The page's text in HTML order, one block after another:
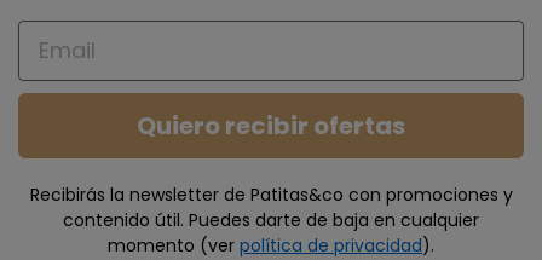
Email
Quiero recibir ofertas
Recibirás la newsletter de Patitas&co con promociones y
contenido útil. Puedes darte de baja en cualquier
momento (ver política de privacidad).